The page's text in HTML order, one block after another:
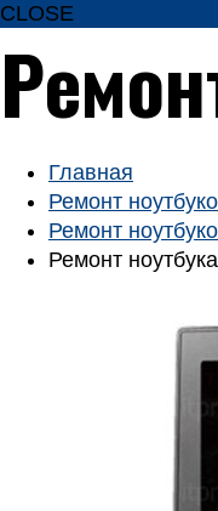
CLOSE
Главная
Ремонт
Ремонт
Ремонт